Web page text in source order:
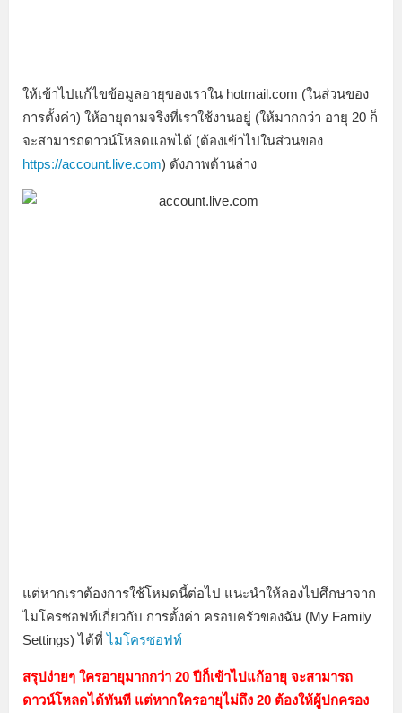
ให้เข้าไปแก้ไขข้อมูลอายุของเราใน hotmail.com (ในส่วนของ
การตั้งค่า) ให้อายุตามจริงที่เราใช้งานอยู่ (ให้มากกว่า อายุ 20 ก็
จะสามารถดาวน์โหลดแอพได้ (ต้องเข้าไปในส่วนของ
https://account.live.com) ดังภาพด้านล่าง
แต่หากเราต้องการใช้โหมดนี้ต่อไป แนะนำให้ลองไปศึกษาจาก
ไมโครซอฟท์เกี่ยวกับ การตั้งค่า ครอบครัวของฉัน (My Family
Settings) ได้ที่ไมโครซอฟท์
สรุปง่ายๆ ใครอายุมากกว่า 20 ปีก็เข้าไปแก้อายุ จะสามารถ
ดาวน์โหลดได้ทันที แต่หากใครอายุไม่ถึง 20 ต้องให้ผู้ปกครอง